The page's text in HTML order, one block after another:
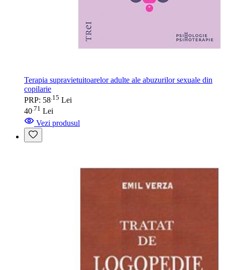
Terapia supravietuitoarelor adulte ale abuzurilor sexuale din
copilarie
PRP: 58 15 Lei
40 71 Lei
Vezi produsul